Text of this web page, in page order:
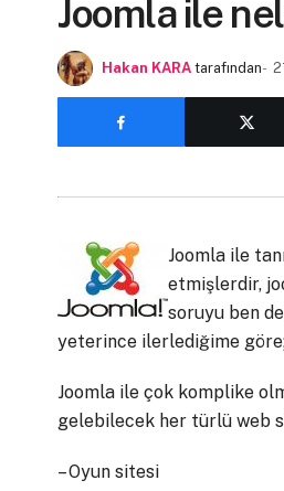
Joomla ile
Hakan KARA tarafından
Joomla ile
etmişlerdir,
soruyu ben
yeterince ilerlediğime
Joomla ile çok komplike
gelebilecek her türlü web
– Oyun sitesi